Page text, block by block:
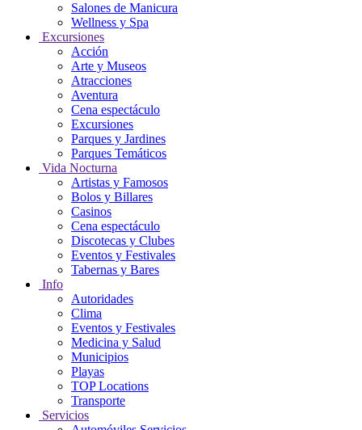
Salones de Manicura
Wellness y Spa
Excursiones
Acción
Arte y Museos
Atracciones
Aventura
Cena espectáculo
Excursiones
Parques y Jardines
Parques Temáticos
Vida Nocturna
Artistas y Famosos
Bolos y Billares
Casinos
Cena espectáculo
Discotecas y Clubes
Eventos y Festivales
Tabernas y Bares
Info
Autoridades
Clima
Eventos y Festivales
Medicina y Salud
Municipios
Playas
TOP Locations
Transporte
Servicios